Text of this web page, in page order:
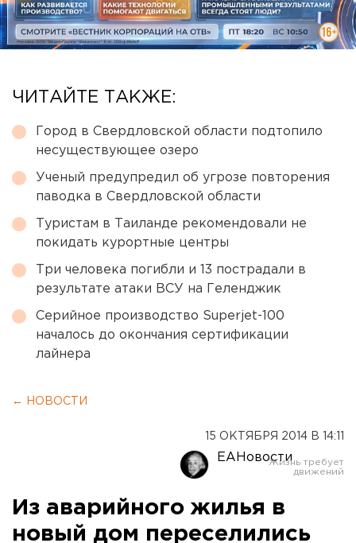
ЧИТАЙТЕ ТАКЖЕ:
Город в Свердловской области подтопило
несуществующее озеро
Ученый предупредил об угрозе повторения
паводка в Свердловской области
Туристам в Таиланде рекомендовали не
покидать курортные центры
Три человека погибли и 13 пострадали в
результате атаки ВСУ на Геленджик
Серийное производство Superjet-100
началось до окончания сертификации
лайнера
← НОВОСТИ
15 ОКТЯБРЯ 2014 В 14:11
ЕАНовости
Из аварийного жилья в
новый дом переселились